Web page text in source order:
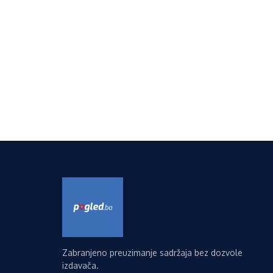
Zabranjeno preuzimanje sadržaja bez dozvole
izdavača.